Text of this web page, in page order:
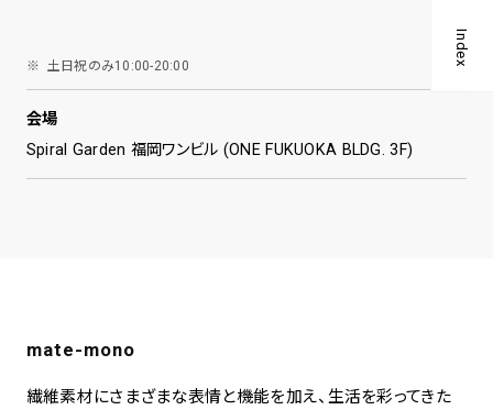
Index
土日祝のみ10:00-20:00
会場
Spiral Garden 福岡ワンビル (ONE FUKUOKA BLDG. 3F)
mate-mono
繊維素材にさまざまな表情と機能を加え、生活を彩ってきた